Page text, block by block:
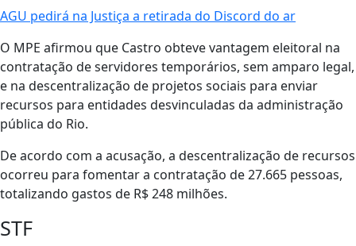
AGU pedirá na Justiça a retirada do Discord do ar
O MPE afirmou que Castro obteve vantagem eleitoral na
contratação de servidores temporários, sem amparo legal,
e na descentralização de projetos sociais para enviar
recursos para entidades desvinculadas da administração
pública do Rio.
De acordo com a acusação, a descentralização de recursos
ocorreu para fomentar a contratação de 27.665 pessoas,
totalizando gastos de R$ 248 milhões.
STF